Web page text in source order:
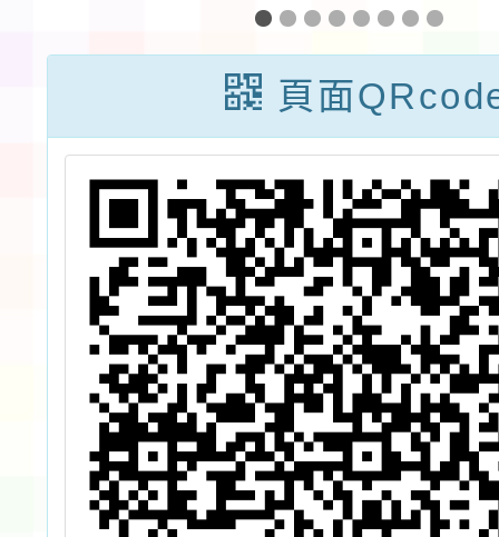
「原住民族文化
資產課程開發及
議題融入計
畫-115年文化資
產探究與實作教
師培力工作坊第
1場次至第3場
次」一案，請轉
知所屬踴躍報名
參加，請查照。
評選
勵符
躍報
查
頁面